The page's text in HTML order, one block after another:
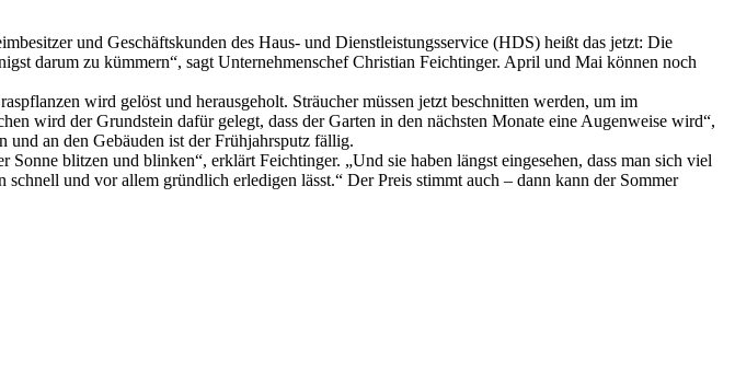
und Geschäftskunden des Haus- und Dienstleistungsservice (HDS) heißt das jetzt: Die
darum zu kümmern“, sagt Unternehmenschef Christian Feichtinger. April und Mai können noch
wird gelöst und herausgeholt. Sträucher müssen jetzt beschnitten werden, um im
wird der Grundstein dafür gelegt, dass der Garten in den nächsten Monate eine Augenweise wird“,
und an den Gebäuden ist der Frühjahrsputz fällig.
blitzen und blinken“, erklärt Feichtinger. „Und sie haben längst eingesehen, dass man sich viel
und vor allem gründlich erledigen lässt.“ Der Preis stimmt auch – dann kann der Sommer